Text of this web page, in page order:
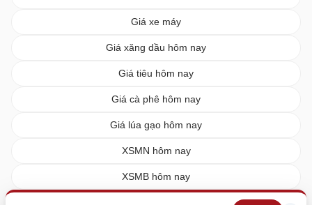
Giá xe máy
Giá xăng dầu hôm nay
Giá tiêu hôm nay
Giá cà phê hôm nay
Giá lúa gạo hôm nay
XSMN hôm nay
XSMB hôm nay